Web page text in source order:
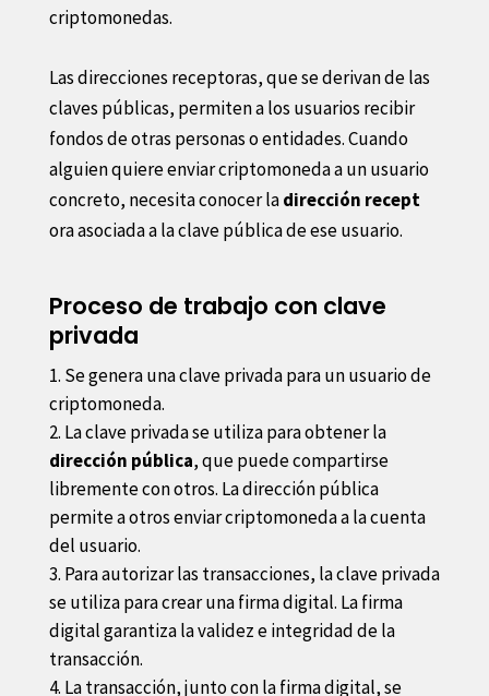
criptomonedas.
Las direcciones receptoras, que se derivan de las
claves públicas, permiten a los usuarios recibir
fondos de otras personas o entidades. Cuando
alguien quiere enviar criptomoneda a un usuario
concreto, necesita conocer ladirección recept
ora asociada a la clave pública de ese usuario.
Proceso de trabajo con clave
privada
Se genera una clave privada para un usuario de
criptomoneda.
La clave privada se utiliza para obtener la
dirección pública, que puede compartirse
libremente con otros. La dirección pública
permite a otros enviar criptomoneda a la cuenta
del usuario.
Para autorizar las transacciones, la clave privada
se utiliza para crear una firma digital. La firma
digital garantiza la validez e integridad de la
transacción.
La transacción, junto con la firma digital, se